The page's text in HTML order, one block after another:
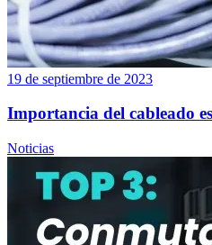
19 de septiembre de 2023
Importancia del cableado
Noticias